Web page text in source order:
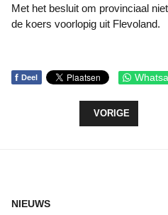
Met het besluit om provinciaal niet meer aan te haken, verdwijnt
de koers voorlopig uit Flevoland.
f Deel
VORIG
VORIGE
NIEUWS